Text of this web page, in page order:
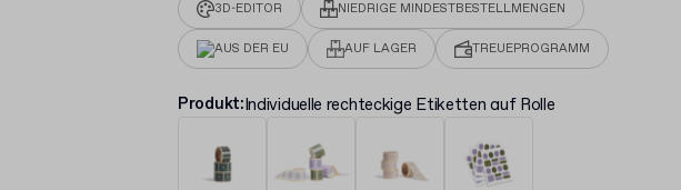
3D-EDITOR NIEDRIGE MINDESTBESTELLMENGEN
AUS DER EU AUF LAGER TREUEPROGRAMM
Produkt:Individuelle rechteckige Etiketten auf Rolle